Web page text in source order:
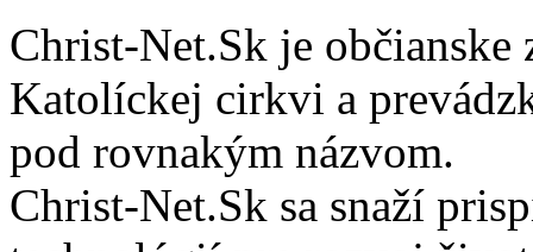
Christ-Net.Sk je
Katolíckej cirkvi a
pod rovnakým názvom.
Christ-Net.Sk sa snaží